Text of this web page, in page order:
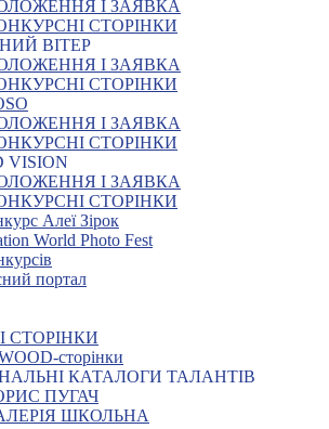
І ЗАЯВКА
СТОРІНКИ
ВІТЕР
І ЗАЯВКА
СТОРІНКИ
І ЗАЯВКА
СТОРІНКИ
VISION
І ЗАЯВКА
СТОРІНКИ
Алеї Зірок
World Photo Fest
портал
СТОРІНКИ
сторінки
КАТАЛОГИ ТАЛАНТІВ
ПУГАЧ
ШКОЛЬНА